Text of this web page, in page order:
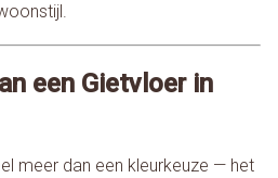
een Gietvloer in
meer dan een kleurkeuze — het